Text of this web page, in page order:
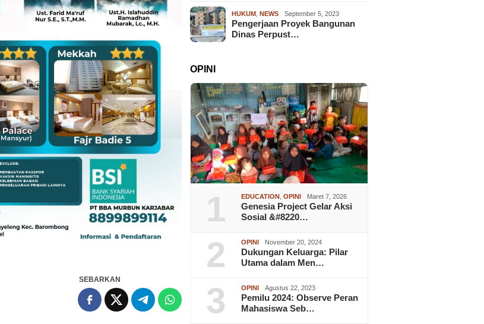
SEBARKAN
HUKUM ,NEWS September 5, 2023
Pengerjaan Proyek Bangunan
Dinas Perpust…
OPINI
1 EDUCATION ,OPINI Maret 7, 2026
Genesia Project Gelar Aksi
Sosial &#8220…
2 OPINI November 20, 2024
Dukungan Keluarga: Pilar
Utama dalam Men…
3 OPINI Agustus 22, 2023
Pemilu 2024: Observe Peran
Mahasiswa Seb…